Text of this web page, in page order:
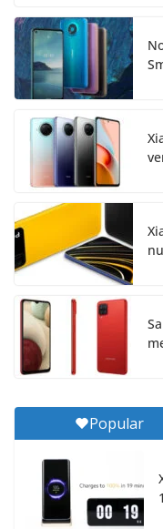
Popular